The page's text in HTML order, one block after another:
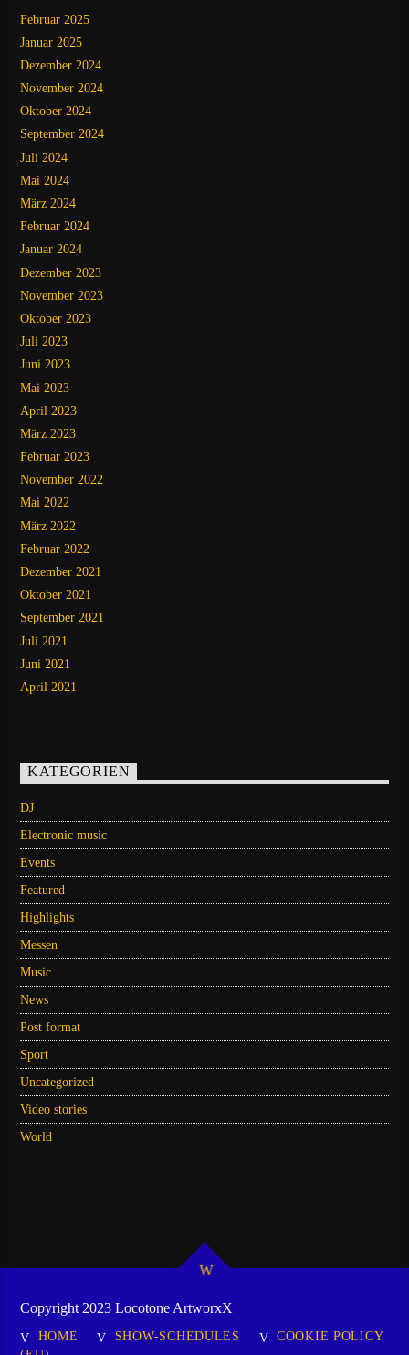
Februar 2025
Januar 2025
Dezember 2024
November 2024
Oktober 2024
September 2024
Juli 2024
Mai 2024
März 2024
Februar 2024
Januar 2024
Dezember 2023
November 2023
Oktober 2023
Juli 2023
Juni 2023
Mai 2023
April 2023
März 2023
Februar 2023
November 2022
Mai 2022
März 2022
Februar 2022
Dezember 2021
Oktober 2021
September 2021
Juli 2021
Juni 2021
April 2021
KATEGORIEN
DJ
Electronic music
Events
Featured
Highlights
Messen
Music
News
Post format
Sport
Uncategorized
Video stories
World
Copyright 2023 Locotone ArtworxX
HOME SHOW-SCHEDULES
COOKIE POLICY